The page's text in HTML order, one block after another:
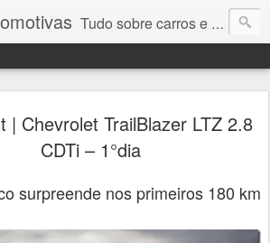
Tudo sobre carros e motores
| Chevrolet TrailBlazer LTZ 2.8
CDTi – 1°dia
surpreende nos primeiros 180 km